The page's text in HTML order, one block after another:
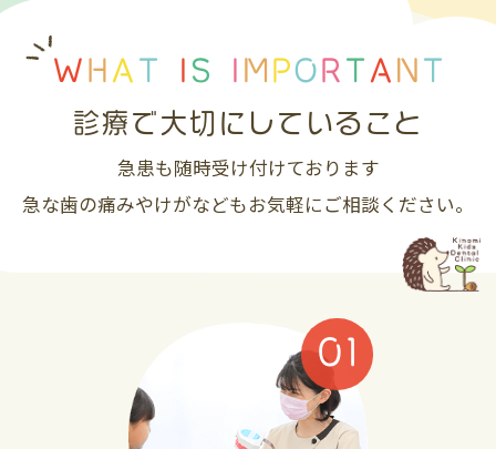
W H A T S M PO R TA N T
診療で大切にしていること
急患も随時受け付けております
急な歯の痛みやけがなどもお気軽にご相談ください。
01